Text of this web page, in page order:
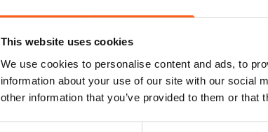
This website uses cookies
We use cookies to personalise content and ads, to
information about your use of our site with our social
other information that you’ve provided to them or